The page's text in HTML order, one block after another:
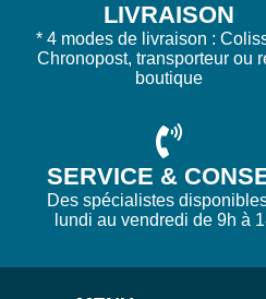
LIVRAISON
* 4 modes de livraison :
Chronopost, transporteur ou
boutique
SERVICE &
Des spécialistes
lundi au vendredi de 9h à